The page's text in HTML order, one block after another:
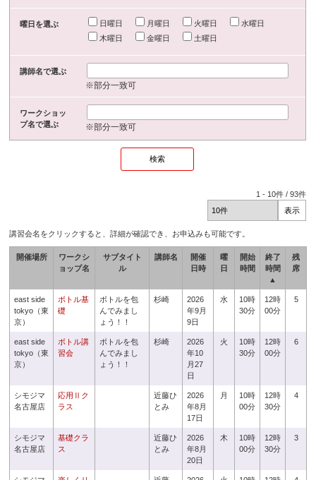
曜日を選ぶ 日曜日 月曜日 火曜日
水曜日
木曜日
金曜日 土曜日
講師名で選ぶ
※部分一致可
ワークショッ
プ名で選ぶ
※部分一致可
1 - 10件 /93件
講習会名をクリックすると、詳細が確認でき、お申込みも可能です。
開催場所
ワークシ
ョップ名
サブタイト
ル
講師名
開催
日時
曜
日
開始
時間
終了
時間
▲
残
席
east side
tokyo（東
京）
ボトル基
礎
ボトルを包
んでみまし
ょう！！
杉崎
2026
年9月
9日
水
10時
30分
12時
00分
5
east side
tokyo（東
京）
ボトル講
習会
ボトルを包
んでみまし
ょう！！
杉崎
2026
年10
月27
日
火
10時
30分
12時
00分
6
シモジマ
名古屋店
応用Ⅱク
ラス
近藤ひ
とみ
2026
年8月
17日
月
10時
00分
12時
30分
4
シモジマ
名古屋店
基礎クラ
ス
近藤ひ
とみ
2026
年8月
20日
木
10時
00分
12時
30分
3